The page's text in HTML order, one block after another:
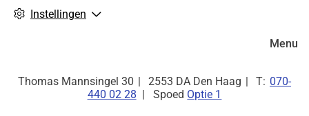
Instellingen
Thomas Mannsingel 30 2553 DA Den Haag Tel:
070-
440 02 28
Spoed Optie 1
Menu